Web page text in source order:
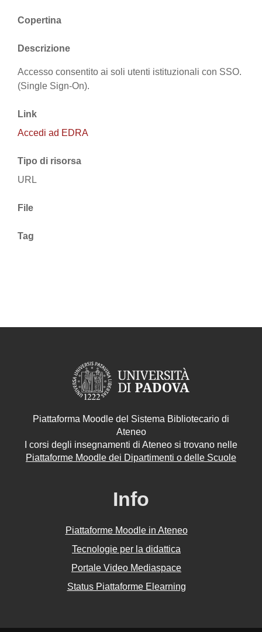
Copertina
Descrizione
Accesso consentito ai soli utenti istituzionali con SSO.
(Single Sign-On).
Link
Accedi ad EDRA
Tipo di risorsa
URL
File
Tag
Piattaforma Moodle del Sistema Bibliotecario di
Ateneo
I corsi degli insegnamenti di Ateneo si trovano nelle
Piattaforme Moodle dei Dipartimenti o delle Scuole
Info
Piattaforme Moodle in Ateneo
Tecnologie per la didattica
Portale Video Mediaspace
Status Piattaforme Elearning